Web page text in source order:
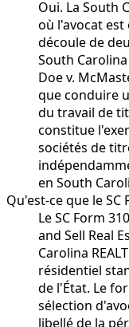
Oui. La South
où l'avocat est
découle de
South Carolina
Doe v.
que conduire
du travail de
constitue
sociétés de
en South
Qu'est-ce que le SC
Le SC Form
and Sell Real
Carolina
résidentiel
de l'État. Le
sélection
libellé de la